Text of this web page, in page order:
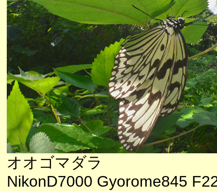
オオゴマダラ
NikonD7000 Gyorome845